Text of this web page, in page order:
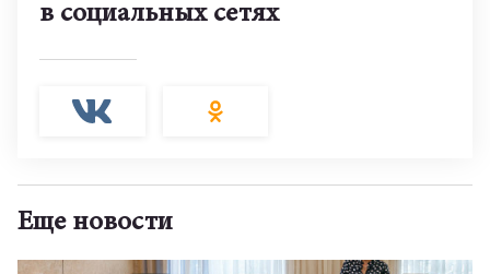
в социальных сетях
Еще новости